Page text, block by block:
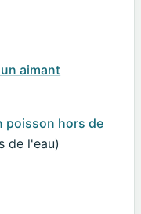
aimant
poisson hors de
de l'eau)